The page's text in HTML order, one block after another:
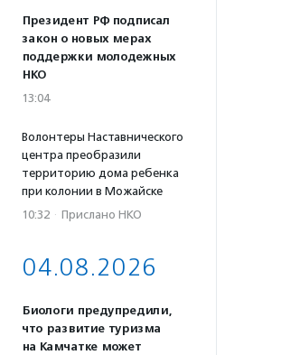
Президент РФ подписал
закон о новых мерах
поддержки молодежных
НКО
13:04
Волонтеры Наставнического
центра преобразили
территорию дома ребенка
при колонии в Можайске
10:32 · Прислано НКО
04.08.2026
Биологи предупредили,
что развитие туризма
на Камчатке может